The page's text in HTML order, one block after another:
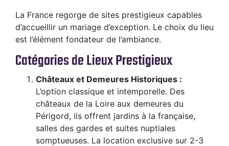
La France regorge de sites prestigieux capables
d’accueillir un mariage d’exception. Le choix du lieu
est l’élément fondateur de l’ambiance.
Catégories de Lieux Prestigieux
Châteaux et Demeures Historiques :
L’option classique et intemporelle. Des
châteaux de la Loire aux demeures du
Périgord, ils offrent jardins à la française,
salles des gardes et suites nuptiales
somptueuses. La location exclusive sur 2-3